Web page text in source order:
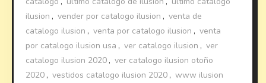
ilusion , vender por catalogo ilusion , venta de
catalogo ilusion , venta por catalogo ilusion , venta
por catalogo ilusion usa , ver catalogo ilusion , ver
catalogo ilusion 2020 , ver catalogo ilusion otoño
2020 , vestidos catalogo ilusion 2020 , www ilusion